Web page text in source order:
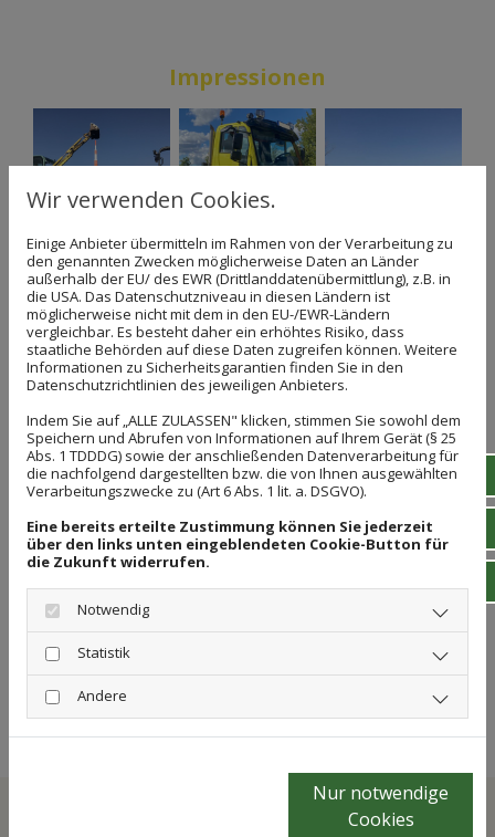
Impressionen
Wir verwenden Cookies.
Einige Anbieter übermitteln im Rahmen von der Verarbeitung zu
den genannten Zwecken möglicherweise Daten an Länder
außerhalb der EU/ des EWR (Drittlanddatenübermittlung), z.B. in
die USA. Das Datenschutzniveau in diesen Ländern ist
möglicherweise nicht mit dem in den EU-/EWR-Ländern
vergleichbar. Es besteht daher ein erhöhtes Risiko, dass
staatliche Behörden auf diese Daten zugreifen können. Weitere
Informationen zu Sicherheitsgarantien finden Sie in den
Datenschutzrichtlinien des jeweiligen Anbieters.
Indem Sie auf „ALLE ZULASSEN" klicken, stimmen Sie sowohl dem
Speichern und Abrufen von Informationen auf Ihrem Gerät (§ 25
Abs. 1 TDDDG) sowie der anschließenden Datenverarbeitung für
die nachfolgend dargestellten bzw. die von Ihnen ausgewählten
Verarbeitungszwecke zu (Art 6 Abs. 1 lit. a. DSGVO).
Eine bereits erteilte Zustimmung können Sie jederzeit
über den links unten eingeblendeten Cookie-Button für
die Zukunft widerrufen.
Notwendig
Statistik
Andere
Nur notwendige
Cookies